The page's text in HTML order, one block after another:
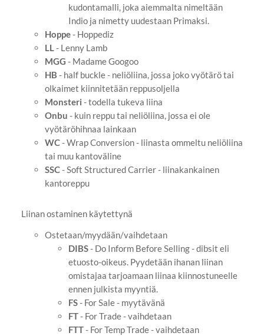
kudontamalli, joka aiemmalta nimeltään
Indio ja nimetty uudestaan Primaksi.
Hoppe- Hoppediz
LL- Lenny Lamb
MGG - Madame Googoo
HB - half buckle - neliöliina, jossa joko vyötärö tai
olkaimet kiinnitetään reppusoljella
Monsteri - todella tukeva liina
Onbu - kuin reppu tai neliöliina, jossa ei ole
vyötäröhihnaa lainkaan
WC- Wrap Conversion - liinasta ommeltu neliöliina
tai muu kantoväline
SSC- Soft Structured Carrier - liinakankainen
kantoreppu
Liinan ostaminen käytettynä
Ostetaan/myydään/vaihdetaan
DIBS- Do Inform Before Selling - dibsit eli
etuosto-oikeus. Pyydetään ihanan liinan
omistajaa tarjoamaan liinaa kiinnostuneelle
ennen julkista myyntiä.
FS- For Sale - myytävänä
FT- For Trade - vaihdetaan
FTT- For Temp Trade - vaihdetaan